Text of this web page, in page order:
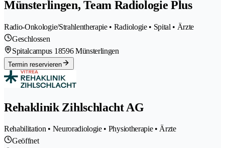
Münsterlingen, Team Radiologie Plus
Radio-Onkologie/Strahlentherapie • Radiologie • Spital • Ärzte
Geschlossen
Spitalcampus 18596 Münsterlingen
Termin reservieren
Rehaklinik Zihlschlacht AG
Rehabilitation • Neuroradiologie • Physiotherapie • Ärzte
Geöffnet